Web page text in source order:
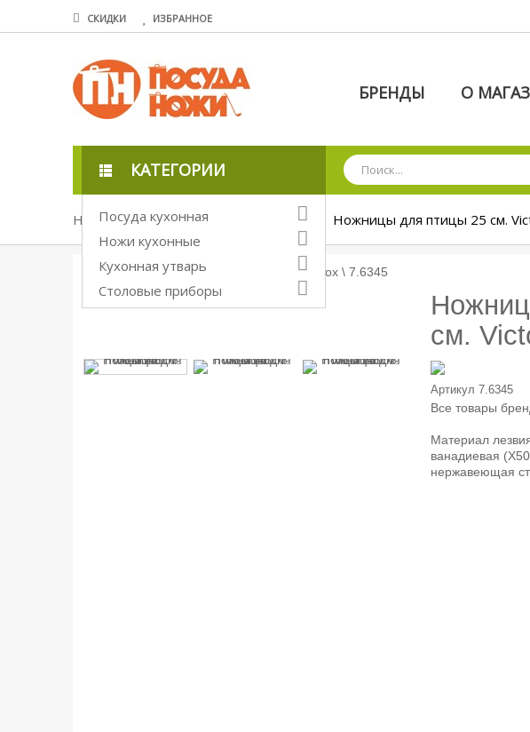
СКИДКИ ИЗБРАННОЕ
БРЕНДЫ О
КАТЕГОРИИ
Посуда кухонная
Ножи кухонные
Кухонная утварь
Столовые приборы
Ножи кухонные Прокатные ножи Ножницы для птицы 25 см.
Увеличить
см.
Артикул 7.6345
Все товары
Материал
ванадиевая
нержавеющая